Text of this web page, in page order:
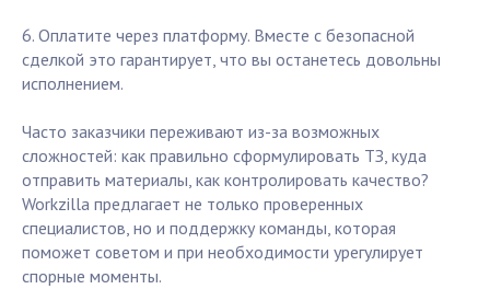
6. Оплатите через платформу. Вместе с безопасной
сделкой это гарантирует, что вы останетесь довольны
исполнением.
Часто заказчики переживают из-за возможных
сложностей: как правильно сформулировать ТЗ, куда
отправить материалы, как контролировать качество?
Workzilla предлагает не только проверенных
специалистов, но и поддержку команды, которая
поможет советом и при необходимости урегулирует
спорные моменты.